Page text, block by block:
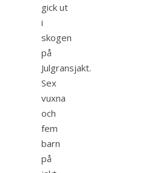
gick ut
i
skogen
på
Julgransjakt.
Sex
vuxna
och
fem
barn
på